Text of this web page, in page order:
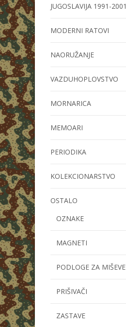
JUGOSLAVIJA 1991-2001
MODERNI RATOVI
NAORUŽANJE
VAZDUHOPLOVSTVO
MORNARICA
MEMOARI
PERIODIKA
KOLEKCIONARSTVO
OSTALO
OZNAKE
MAGNETI
PODLOGE ZA MIŠEVE
PRIŠIVAČI
ZASTAVE